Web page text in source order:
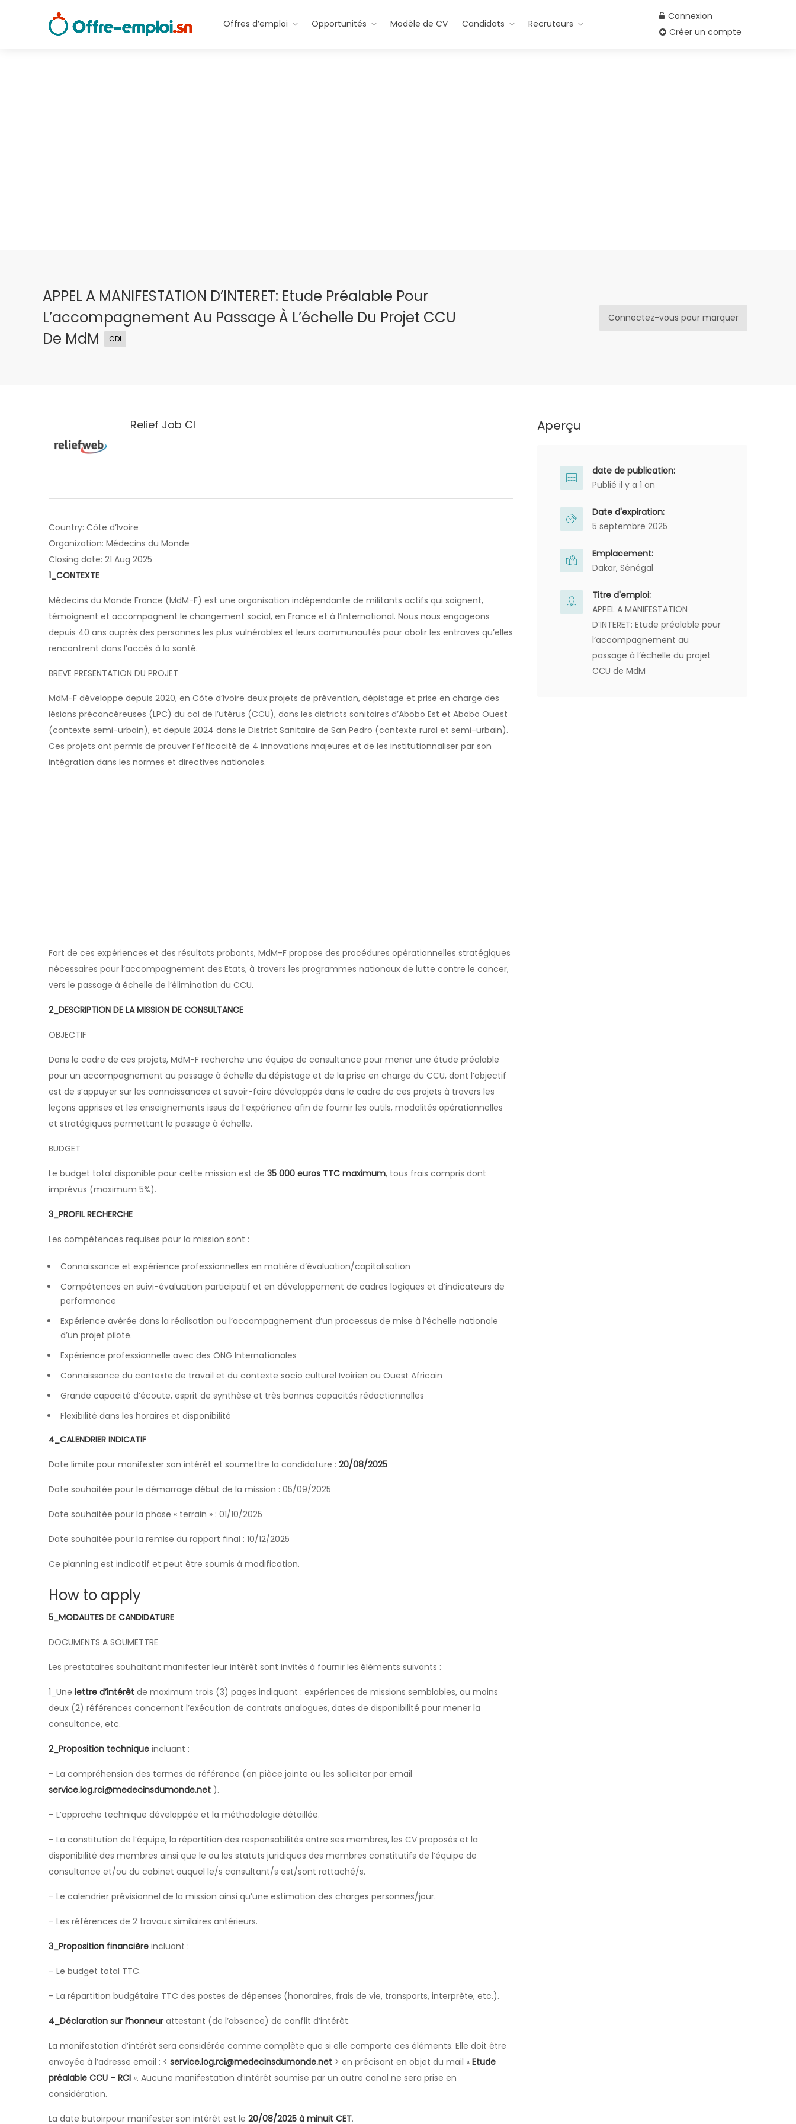
Offres d’emploi Opportunités Modèle de CV Candidats Recruteurs
Connexion
Créer un compte
APPEL A MANIFESTATION D’INTERET: Etude Préalable Pour
L’accompagnement Au Passage À L’échelle Du Projet CCU
De MdM
CDI
Connectez-vous pour marquer
Relief Job CI
Country: Côte d’Ivoire
Organization: Médecins du Monde
Closing date: 21 Aug 2025
1_CONTEXTE
Médecins du Monde France (MdM-F) est une organisation indépendante de militants actifs qui soignent,
témoignent et accompagnent le changement social, en France et à l’international. Nous nous engageons
depuis 40 ans auprès des personnes les plus vulnérables et leurs communautés pour abolir les entraves qu’elles
rencontrent dans l’accès à la santé.
BREVE PRESENTATION DU PROJET
MdM-F développe depuis 2020, en Côte d’Ivoire deux projets de prévention, dépistage et prise en charge des
lésions précancéreuses (LPC) du col de l’utérus (CCU), dans les districts sanitaires d’Abobo Est et Abobo Ouest
(contexte semi-urbain), et depuis 2024 dans le District Sanitaire de San Pedro (contexte rural et semi-urbain).
Ces projets ont permis de prouver l’efficacité de 4 innovations majeures et de les institutionnaliser par son
intégration dans les normes et directives nationales.
Fort de ces expériences et des résultats probants, MdM-F propose des procédures opérationnelles stratégiques
nécessaires pour l’accompagnement des Etats, à travers les programmes nationaux de lutte contre le cancer,
vers le passage à échelle de l’élimination du CCU.
2_DESCRIPTION DE LA MISSION DE CONSULTANCE
OBJECTIF
Dans le cadre de ces projets, MdM-F recherche une équipe de consultance pour mener une étude préalable
pour un accompagnement au passage à échelle du dépistage et de la prise en charge du CCU, dont l’objectif
est de s’appuyer sur les connaissances et savoir-faire développés dans le cadre de ces projets à travers les
leçons apprises et les enseignements issus de l’expérience afin de fournir les outils, modalités opérationnelles
et stratégiques permettant le passage à échelle.
BUDGET
Le budget total disponible pour cette mission est de 35 000 euros TTC maximum, tous frais compris dont
imprévus (maximum 5%).
3_PROFIL RECHERCHE
Les compétences requises pour la mission sont :
Connaissance et expérience professionnelles en matière d’évaluation/capitalisation
Compétences en suivi-évaluation participatif et en développement de cadres logiques et d’indicateurs de
performance
Expérience avérée dans la réalisation ou l’accompagnement d’un processus de mise à l’échelle nationale
d’un projet pilote.
Expérience professionnelle avec des ONG Internationales
Connaissance du contexte de travail et du contexte socio culturel Ivoirien ou Ouest Africain
Grande capacité d’écoute, esprit de synthèse et très bonnes capacités rédactionnelles
Flexibilité dans les horaires et disponibilité
4_CALENDRIER INDICATIF
Date limite pour manifester son intérêt et soumettre la candidature : 20/08/2025
Date souhaitée pour le démarrage début de la mission : 05/09/2025
Date souhaitée pour la phase « terrain » : 01/10/2025
Date souhaitée pour la remise du rapport final : 10/12/2025
Ce planning est indicatif et peut être soumis à modification.
How to apply
5_MODALITES DE CANDIDATURE
DOCUMENTS A SOUMETTRE
Les prestataires souhaitant manifester leur intérêt sont invités à fournir les éléments suivants :
1_Une lettre d’intérêt de maximum trois (3) pages indiquant : expériences de missions semblables, au moins
deux (2) références concernant l’exécution de contrats analogues, dates de disponibilité pour mener la
consultance, etc.
2_Proposition technique incluant :
– La compréhension des termes de référence (en pièce jointe ou les solliciter par email
service.log.rci@medecinsdumonde.net ).
– L’approche technique développée et la méthodologie détaillée.
– La constitution de l’équipe, la répartition des responsabilités entre ses membres, les CV proposés et la
disponibilité des membres ainsi que le ou les statuts juridiques des membres constitutifs de l’équipe de
consultance et/ou du cabinet auquel le/s consultant/s est/sont rattaché/s.
– Le calendrier prévisionnel de la mission ainsi qu’une estimation des charges personnes/jour.
– Les références de 2 travaux similaires antérieurs.
3_Proposition financière incluant :
– Le budget total TTC.
– La répartition budgétaire TTC des postes de dépenses (honoraires, frais de vie, transports, interprète, etc.).
4_Déclaration sur l’honneur attestant (de l’absence) de conflit d’intérêt.
La manifestation d’intérêt sera considérée comme complète que si elle comporte ces éléments. Elle doit être
envoyée à l’adresse email : < service.log.rci@medecinsdumonde.net > en précisant en objet du mail « Etude
préalable CCU – RCI ». Aucune manifestation d’intérêt soumise par un autre canal ne sera prise en
considération.
La date butoirpour manifester son intérêt est le 20/08/2025 à minuit CET.
Aperçu
date de publication:
Publié il y a 1 an
Date d'expiration:
5 septembre 2025
Emplacement:
Dakar, Sénégal
Titre d'emploi:
APPEL A MANIFESTATION
D’INTERET: Etude préalable pour
l’accompagnement au
passage à l’échelle du projet
CCU de MdM